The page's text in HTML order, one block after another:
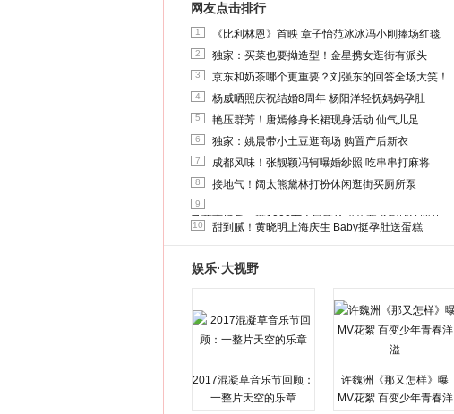
网友点击排行
1 《比利林恩》首映 章子怡范冰冰冯小刚捧场红毯
2 独家：买菜也要拗造型！金星携女逛街有派头
3 京东和奶茶哪个更重要？刘强东的回答全场大笑！
4 杨威晒照庆祝结婚8周年 杨阳洋轻抚妈妈孕肚
5 艳压群芳！唐嫣修身长裙现身活动 仙气儿足
6 独家：姚晨带小土豆逛商场 购置产后新衣
7 成都风味！张靓颖冯轲曝婚纱照 吃串串打麻将
8 接地气！阔太熊黛林打扮休闲逛街买厕所泵
9
马蓉离婚后，砸1000万人民币给媒体要求删掉这照片
10 甜到腻！黄晓明上海庆生 Baby挺孕肚送蛋糕
娱乐·大视野
2017混凝草音乐节回顾：
一整片天空的乐章
许魏洲《那又怎样》曝
MV花絮 百变少年青春洋